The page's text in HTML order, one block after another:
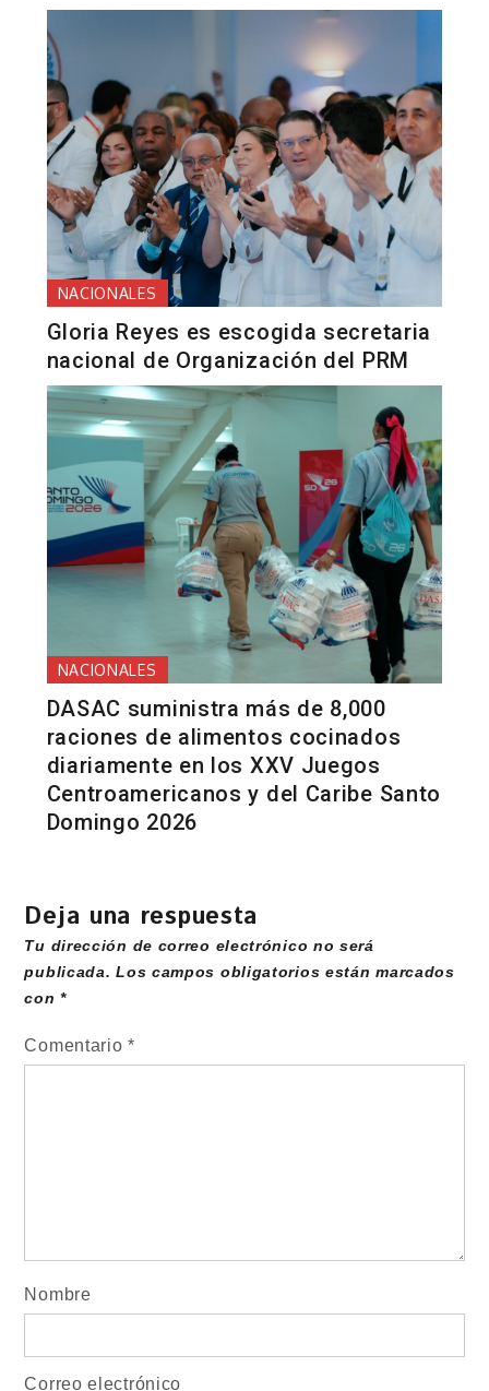
NACIONALES
Gloria Reyes es escogida secretaria
nacional de Organización del PRM
NACIONALES
DASAC suministra más de 8,000
raciones de alimentos cocinados
diariamente en los XXV Juegos
Centroamericanos y del Caribe Santo
Domingo 2026
Deja una respuesta
Tu dirección de correo electrónico no será
publicada. Los campos obligatorios están marcados
con*
Comentario*
Nombre
Correo electrónico